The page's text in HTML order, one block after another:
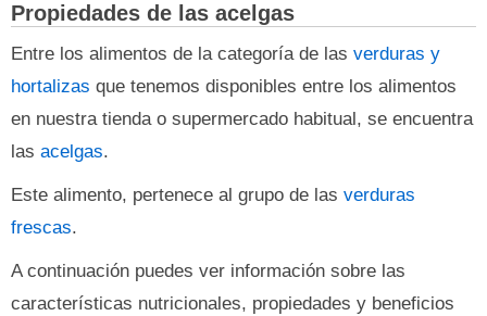
Propiedades de las acelgas
Entre los alimentos de la categoría de las verduras y
hortalizas que tenemos disponibles entre los alimentos
en nuestra tienda o supermercado habitual, se encuentra
las acelgas.
Este alimento, pertenece al grupo de las verduras
frescas.
A continuación puedes ver información sobre las
características nutricionales, propiedades y beneficios